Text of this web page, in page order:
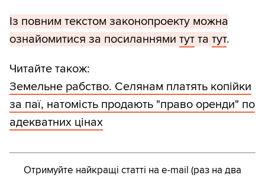
Із повним текстом законопроекту можна
ознайомитися за посиланнями тут та тут.
Читайте також:
Земельне рабство. Селянам платять копійки
за паї, натомість продають "право оренди" по
адекватних цінах
Отримуйте найкращі статті на e-mail (раз на два